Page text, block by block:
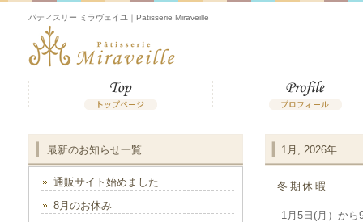
パティスリー ミラヴェイユ｜Patisserie Miraveille
1月, 2026年
冬期休暇
1月5日(月）から
最新のお知らせ一覧
通販サイト始めました
8月のお休み